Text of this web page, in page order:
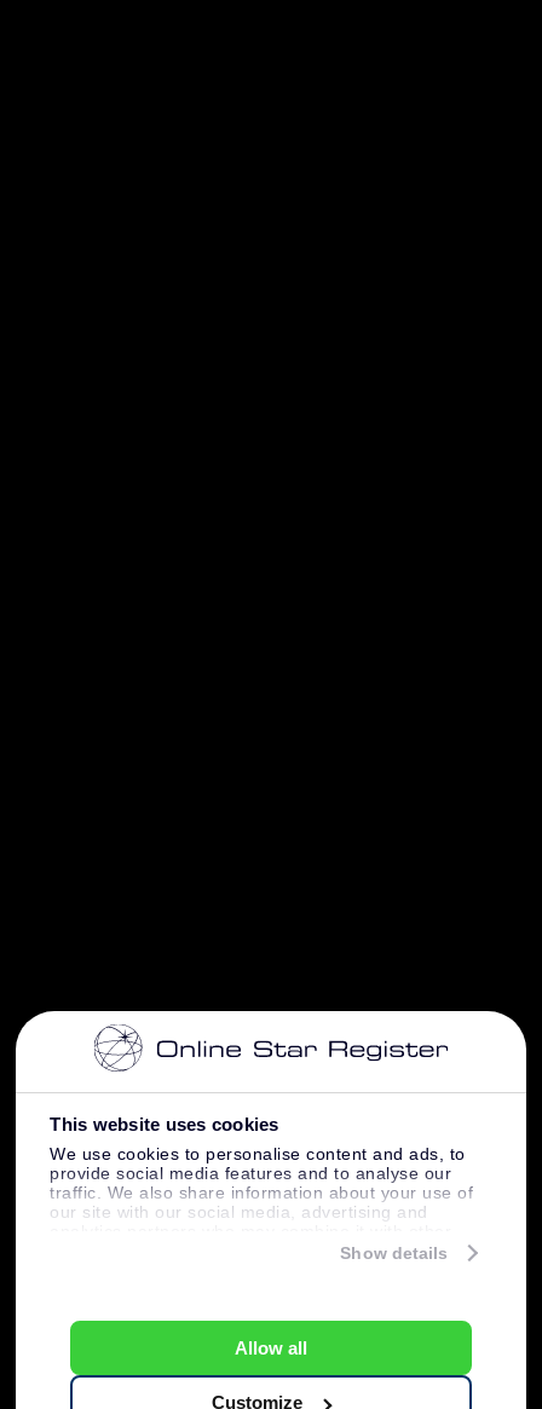
This website uses cookies
We use cookies to personalise content and ads, to
provide social media features and to analyse our
traffic. We also share information about your use of
our site with our social media, advertising and
information that you’ve provided to them or that
Show details
Allow all
Customize